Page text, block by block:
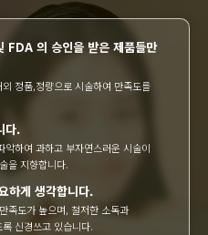
의 승인을 받은 제품들만
정품,정량으로 시술하여 만족도를
다.
하여 과하고 부자연스러운 시술이
을 지향합니다.
하게 생각합니다.
족도가 높으며, 철저한 소독과
신경쓰고 있습니다.